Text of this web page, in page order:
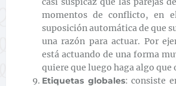
momentos de conflicto, en
suposición automática de que
una razón para actuar. Por
está actuando de una forma
quiere que luego haga algo que
Etiquetas globales: consiste